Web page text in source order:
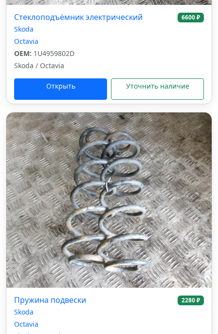
Стеклоподъёмник электрический 6600 ₽
Skoda
Octavia
OEM: 1U4959802D
Skoda / Octavia
Открыть Уточнить наличие
Пружина подвески 2280 ₽
Skoda
Octavia